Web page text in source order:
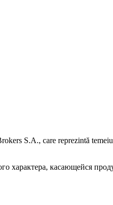
S.A., care reprezintă
касающейся